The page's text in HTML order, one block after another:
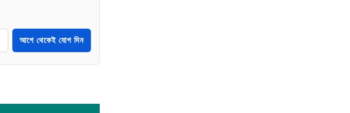
আগে থেকেই যোগ দিন